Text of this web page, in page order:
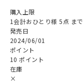
購入上限
1会計おひとり様 5点 まで
発売日
2024/06/01
ポイント
10 ポイント
在庫
×